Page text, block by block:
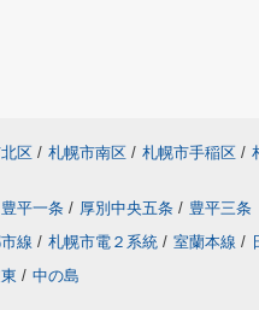
区 / 札幌市南区 / 札幌市手稲区 /
豊平一条 / 厚別中央五条 / 豊平三条
線 / 札幌市電２系統 / 室蘭本線 /
/ 中の島